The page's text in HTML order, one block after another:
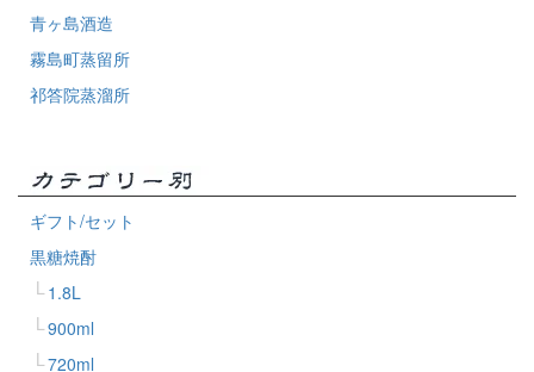
青ヶ島酒造
霧島町蒸留所
祁答院蒸溜所
ギフト/セット
黒糖焼酎
1.8L
900ml
720ml